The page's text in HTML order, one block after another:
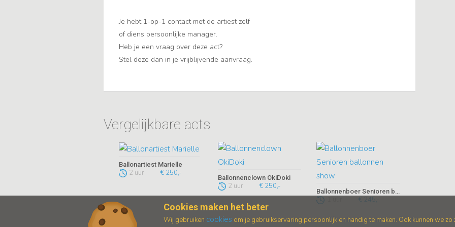
Je hebt 1-op-1 contact met de artiest zelf
of diens persoonlijke manager.
Heb je een vraag over deze act?
Stel deze dan in je vrijblijvende aanvraag.
Vergelijkbare acts
Ballonartiest Marielle
2 uur € 250,-
Ballonnenclown OkiDoki
2 uur € 250,-
Ballonnenboer Senioren ballonnen show
€ 245,-
Cookies maken het beter
Wij gebruiken cookies om je gebruikservaring persoonlijk en handig te maken. Ook kunnen we zo